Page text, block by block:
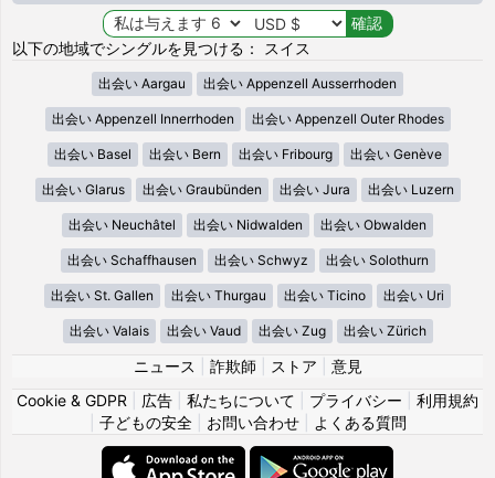
以下の地域でシングルを見つける： スイス
出会い Aargau 出会い Appenzell Ausserrhoden
出会い Appenzell Innerrhoden 出会い Appenzell Outer Rhodes
出会い Basel 出会い Bern 出会い Fribourg 出会い Genève
出会い Glarus 出会い Graubünden 出会い Jura 出会い Luzern
出会い Neuchâtel 出会い Nidwalden 出会い Obwalden
出会い Schaffhausen 出会い Schwyz 出会い Solothurn
出会い St. Gallen 出会い Thurgau 出会い Ticino 出会い Uri
出会い Valais 出会い Vaud 出会い Zug 出会い Zürich
ニュース 詐欺師 ストア
意見
Cookie & GDPR
広告 私たちについて プライバシー
利用規約
子どもの安全| お問い合わせ| よくある質問